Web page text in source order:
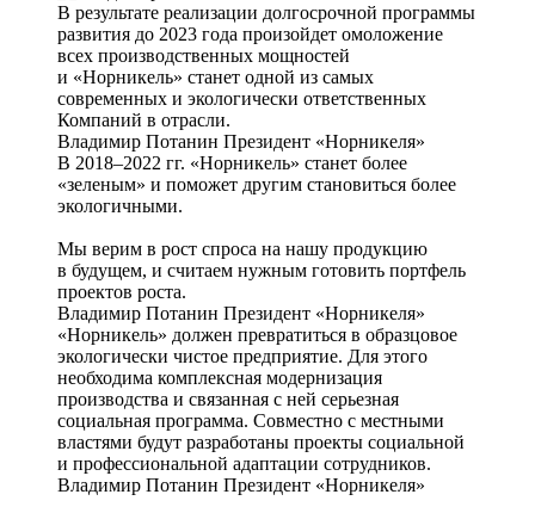
В результате реализации долгосрочной программы
развития до 2023 года произойдет омоложение
всех производственных мощностей
и «Норникель» станет одной из самых
современных и экологически ответственных
Компаний в отрасли.
Владимир Потанин Президент «Норникеля»
В 2018–2022 гг. «Норникель» станет более
«зеленым» и поможет другим становиться более
экологичными.
Мы верим в рост спроса на нашу продукцию
в будущем, и считаем нужным готовить портфель
проектов роста.
Владимир Потанин Президент «Норникеля»
«Норникель» должен превратиться в образцовое
экологически чистое предприятие. Для этого
необходима комплексная модернизация
производства и связанная с ней серьезная
социальная программа. Совместно с местными
властями будут разработаны проекты социальной
и профессиональной адаптации сотрудников.
Владимир Потанин Президент «Норникеля»